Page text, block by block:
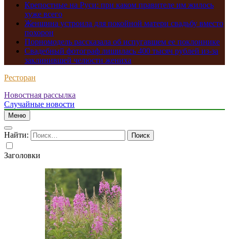
Крепостные на Руси: при каком правителе им жилось
хуже всего
Женщина устроила для покойной матери свадьбу вместо
похорон
Порномодель рассказала об испугавшем ее поклоннике
Свадебный фотограф лишилась 400 тысяч рублей из-за
заклинившей челюсти жениха
Ресторан
Новостная рассылка
Случайные новости
Меню
Найти:
Заголовки